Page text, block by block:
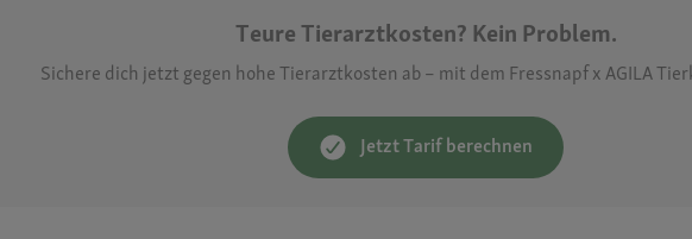
Teure Tierarztkosten? Kein Problem.
Sichere dich jetzt gegen hohe Tierarztkosten ab – mit dem Fressnapf x AGILA
Jetzt Tarif berechnen